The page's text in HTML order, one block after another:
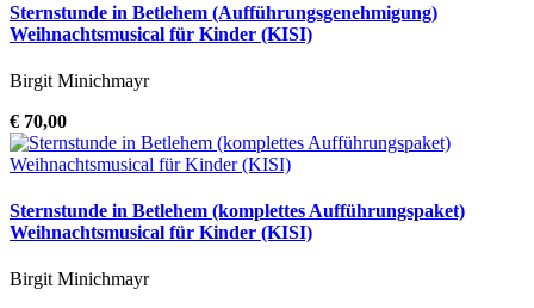
Sternstunde in Betlehem (Aufführungsgenehmigung)
Weihnachtsmusical für Kinder (KISI)
Birgit Minichmayr
€ 70,00
Sternstunde in Betlehem (komplettes Aufführungspaket)
Weihnachtsmusical für Kinder (KISI)
Birgit Minichmayr